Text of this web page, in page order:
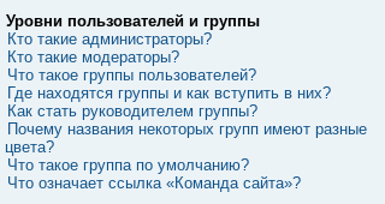
Уровни пользователей и группы
Кто такие администраторы?
Кто такие модераторы?
Что такое группы пользователей?
Где находятся группы и как вступить в них?
Как стать руководителем группы?
Почему названия некоторых групп имеют разные
цвета?
Что такое группа по умолчанию?
Что означает ссылка «Команда сайта»?